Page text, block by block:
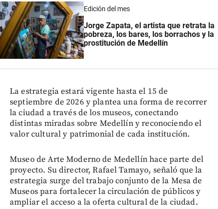
Edición del mes
Jorge Zapata, el artista que retrata la
pobreza, los bares, los borrachos y la
prostitución de Medellín
La estrategia estará vigente hasta el 15 de
septiembre de 2026 y plantea una forma de recorrer
la ciudad a través de los museos, conectando
distintas miradas sobre Medellín y reconociendo el
valor cultural y patrimonial de cada institución.
Museo de Arte Moderno de Medellín hace parte del
proyecto. Su director, Rafael Tamayo, señaló que la
estrategia surge del trabajo conjunto de la Mesa de
Museos para fortalecer la circulación de públicos y
ampliar el acceso a la oferta cultural de la ciudad.